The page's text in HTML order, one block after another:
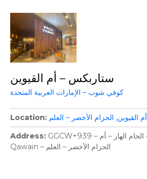
ستاربكس – أم القيوين
كوفي شوب – الإمارات العربية المتحدة
Location أم القيوين الحزام الأخضر – العلم
Address GGCW+939 – الحزام الأخضر – الحام الهار – أم
Qawain – الحزام الأخضر – العلم